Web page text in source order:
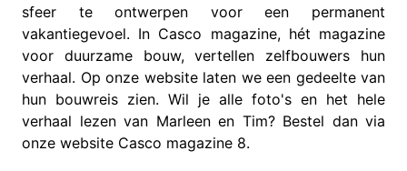
sfeer te ontwerpen voor een permanent
vakantiegevoel. In Casco magazine, hét magazine
voor duurzame bouw, vertellen zelfbouwers hun
verhaal. Op onze website laten we een gedeelte van
hun bouwreis zien. Wil je alle foto's en het hele
verhaal lezen van Marleen en Tim? Bestel dan via
onze website Casco magazine 8.